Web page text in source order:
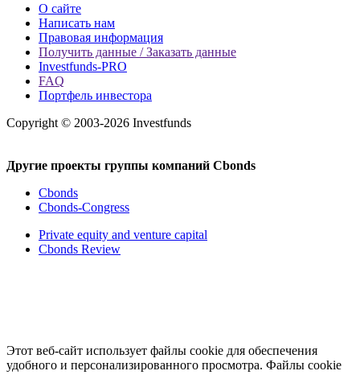
О сайте
Написать нам
Правовая информация
Получить данные / Заказать данные
Investfunds-PRO
FAQ
Портфель инвестора
Copyright © 2003-2026 Investfunds
Другие проекты группы компаний Cbonds
Cbonds
Cbonds-Congress
Private equity and venture capital
Cbonds Review
Этот веб-сайт использует файлы cookie для обеспечения
удобного и персонализированного просмотра. Файлы cookie